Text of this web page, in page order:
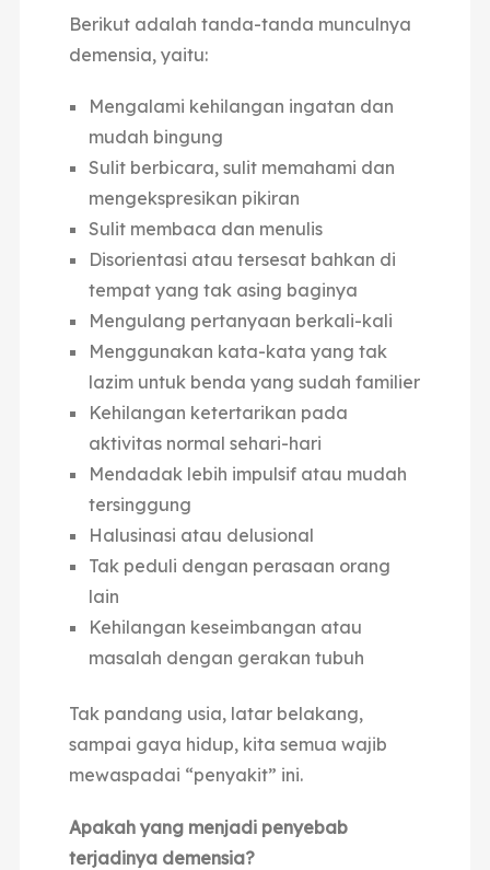
Berikut adalah tanda-tanda munculnya
demensia, yaitu:
Mengalami kehilangan ingatan dan
mudah bingung
Sulit berbicara, sulit memahami dan
mengekspresikan pikiran
Sulit membaca dan menulis
Disorientasi atau tersesat bahkan di
tempat yang tak asing baginya
Mengulang pertanyaan berkali-kali
Menggunakan kata-kata yang tak
lazim untuk benda yang sudah familier
Kehilangan ketertarikan pada
aktivitas normal sehari-hari
Mendadak lebih impulsif atau mudah
tersinggung
Halusinasi atau delusional
Tak peduli dengan perasaan orang
lain
Kehilangan keseimbangan atau
masalah dengan gerakan tubuh
Tak pandang usia, latar belakang,
sampai gaya hidup, kita semua wajib
mewaspadai “penyakit” ini.
Apakah yang menjadi penyebab
terjadinya demensia?